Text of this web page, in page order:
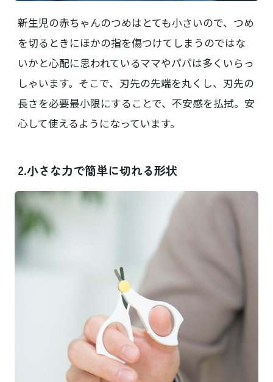
新生児の赤ちゃんのつめはとても小さいので、つめ
を切るときにほかの指を傷つけてしまうのではな
いかと心配に思われているママやパパは多くいらっ
しゃいます。そこで、刃先の先端を丸くし、刃先の
長さを必要最小限にすることで、不安感を払拭。安
心して使えるようになっています。
2.小さな力で簡単に切れる形状